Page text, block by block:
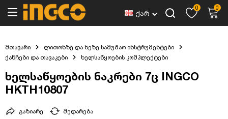
ქარ
0 0
მთავარი
ლითონზე და ხეზე სამუშაო ინსტრუმენტები
ქანჩები და თავაკები
ხელსაწყოების კომპლექტები
ხელსაწყოების ნაკრები 7ც INGCO
HKTH10807
შედარება
გაზიარე